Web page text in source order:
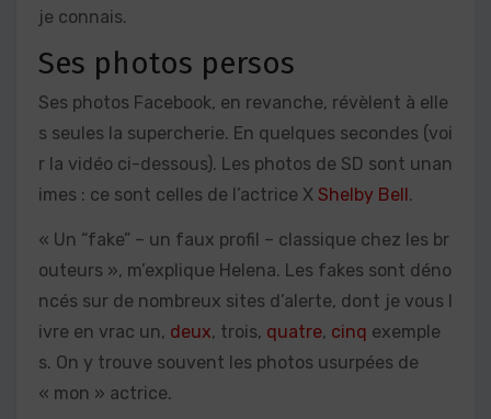
je connais.
Ses photos persos
Ses photos Facebook, en revanche, révèlent à elle
s seules la supercherie. En quelques secondes (voi
r la vidéo ci-dessous). Les photos de SD sont unan
imes : ce sont celles de l’actrice X Shelby Bell.
« Un “fake” – un faux profil – classique chez les br
outeurs », m’explique Helena. Les fakes sont déno
ncés sur de nombreux sites d’alerte, dont je vous l
ivre en vrac un, deux, trois, quatre, cinq exemple
s. On y trouve souvent les photos usurpées de
« mon » actrice.